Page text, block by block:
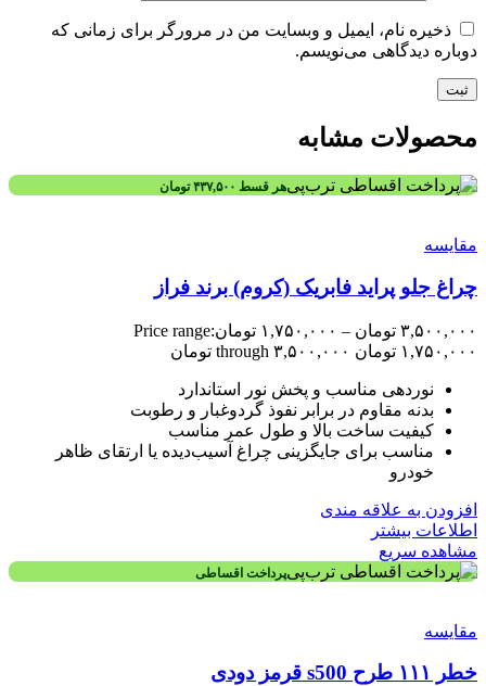
ذخیره نام، ایمیل و وبسایت من در مرورگر برای زمانی که
دوباره دیدگاهی می‌نویسم.
محصولات مشابه
هر قسط ۴۳۷,۵۰۰ تومان
مقایسه
چراغ جلو پراید فابریک (کروم) برند فراز
۳,۵۰۰,۰۰۰ تومان – ۱,۷۵۰,۰۰۰ تومانPrice range:
۱,۷۵۰,۰۰۰ تومان through ۳,۵۰۰,۰۰۰ تومان
نوردهی مناسب و پخش نور استاندارد
بدنه مقاوم در برابر نفوذ گردوغبار و رطوبت
کیفیت ساخت بالا و طول عمر مناسب
مناسب برای جایگزینی چراغ آسیب‌دیده یا ارتقای ظاهر
خودرو
افزودن به علاقه مندی
اطلاعات بیشتر
مشاهده سریع
پرداخت اقساطی
مقایسه
خطر ۱۱۱ طرح s500 قرمز دودی